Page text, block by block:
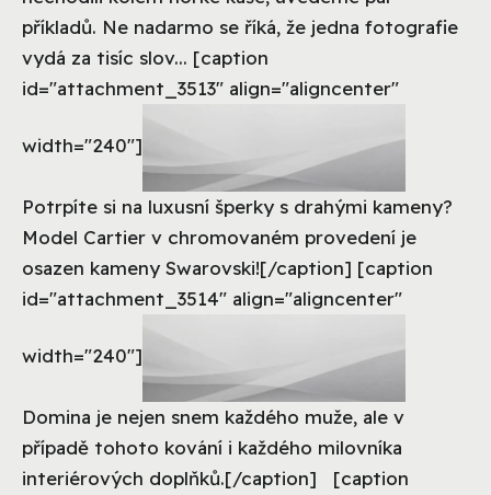
příkladů. Ne nadarmo se říká, že jedna fotografie
vydá za tisíc slov... [caption
id="attachment_3513" align="aligncenter"
width="240"]
Potrpíte si na luxusní šperky s drahými kameny?
Model Cartier v chromovaném provedení je
osazen kameny Swarovski![/caption] [caption
id="attachment_3514" align="aligncenter"
width="240"]
Domina je nejen snem každého muže, ale v
případě tohoto kování i každého milovníka
interiérových doplňků.[/caption] [caption